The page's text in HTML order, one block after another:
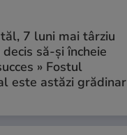
7 luni mai târziu
să-și încheie
» Fostul
este astăzi grădinar